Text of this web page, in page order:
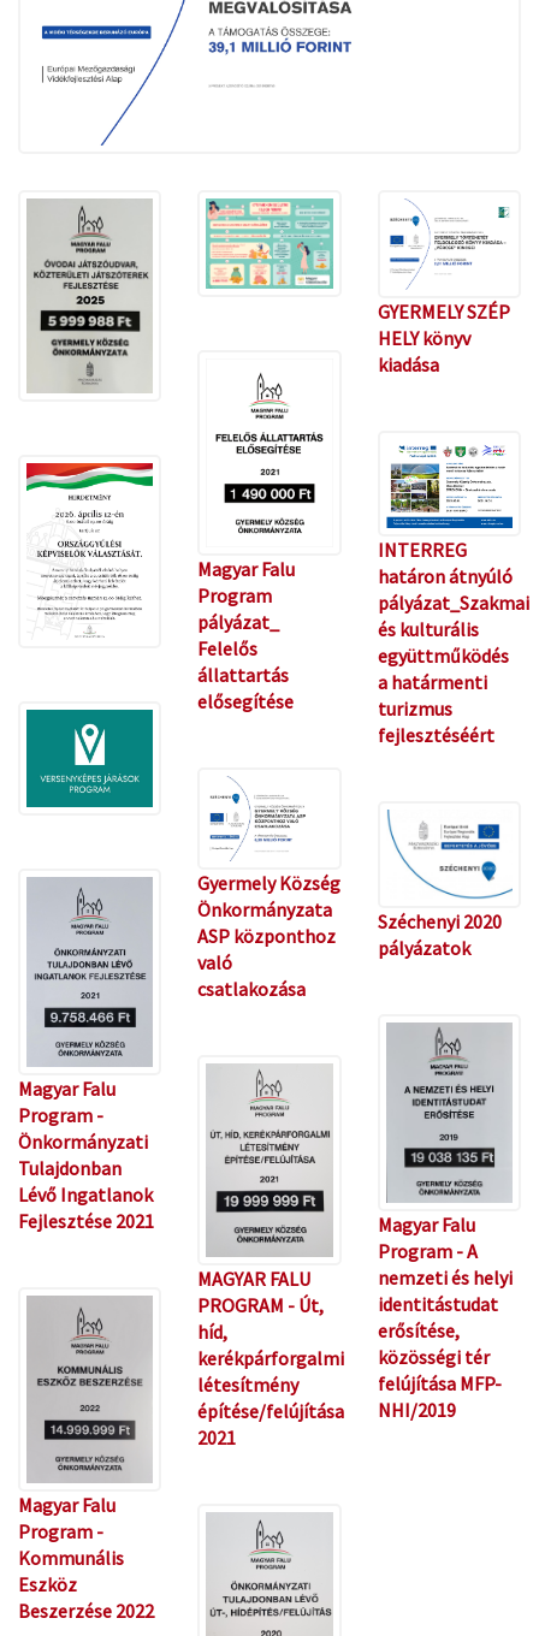
Magyar Falu
Program -
Önkormányzati
Tulajdonban
Lévő Ingatlanok
Fejlesztése 2021
Magyar Falu
Program -
Kommunális
Eszköz
Beszerzése 2022
Magyar Falu
Program
pályázat_
Felelős
állattartás
elősegítése
Gyermely Község
Önkormányzata
ASP központhoz
való
csatlakozása
MAGYAR FALU
PROGRAM - Út,
híd,
kerékpárforgalmi
létesítmény
építése/felújítása
2021
GYERMELY SZÉP
HELY könyv
kiadása
INTERREG
határon átnyúló
pályázat_Szakmai
és kulturális
együttműködés
a határmenti
turizmus
fejlesztéséért
Széchenyi 2020
pályázatok
Magyar Falu
Program - A
nemzeti és helyi
identitástudat
erősítése,
közösségi tér
felújítása MFP-
NHI/2019